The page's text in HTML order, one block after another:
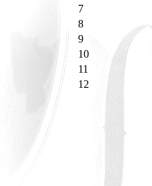
7
8
9
10
11
12